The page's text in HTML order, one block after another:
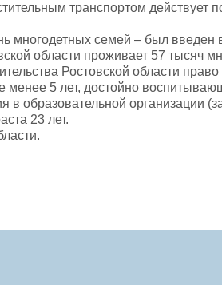
транспортом действует
многодетных семей – был
области проживает 57 тысяч
Ростовской области
5 лет, достойно
образовательной организации
23 лет.